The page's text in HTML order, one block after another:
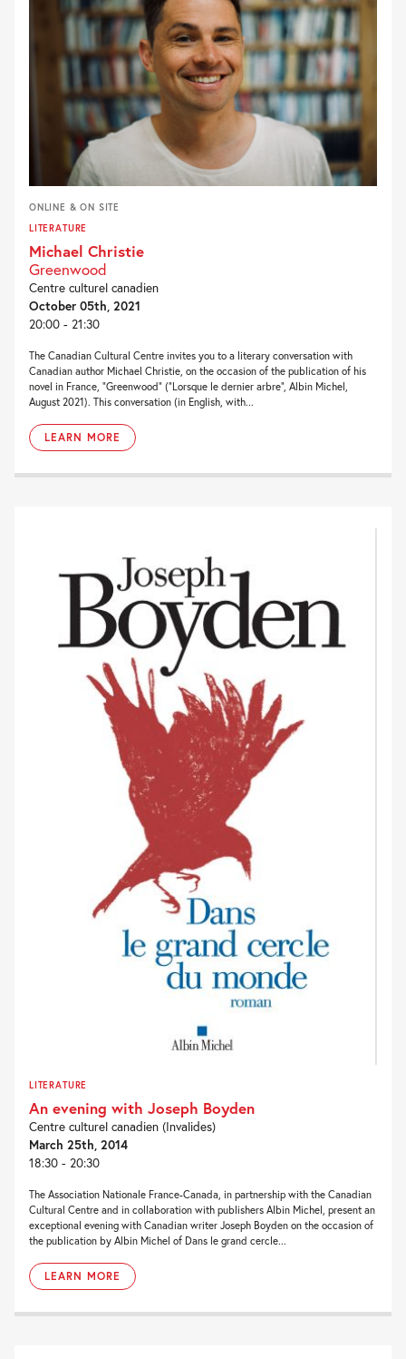
ONLINE & ON SITE
LITERATURE
Michael Christie
Greenwood
Centre culturel canadien
October 05th, 2021
20:00 - 21:30
The Canadian Cultural Centre invites you to a literary conversation with
Canadian author Michael Christie, on the occasion of the publication of his
novel in France, “Greenwood” (“Lorsque le dernier arbre”, Albin Michel,
August 2021). This conversation (in English, with...
LEARN MORE
LITERATURE
An evening with Joseph Boyden
Centre culturel canadien (Invalides)
March 25th, 2014
18:30 - 20:30
The Association Nationale France-Canada, in partnership with the Canadian
Cultural Centre and in collaboration with publishers Albin Michel, present an
exceptional evening with Canadian writer Joseph Boyden on the occasion of
the publication by Albin Michel of Dans le grand cercle...
LEARN MORE